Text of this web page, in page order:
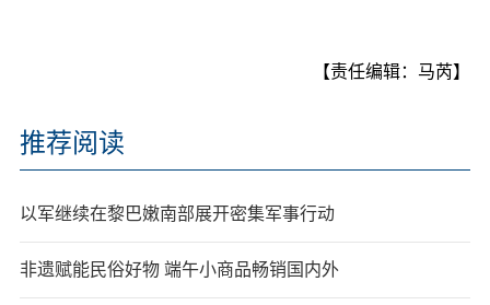
【责任编辑：马芮】
推荐阅读
以军继续在黎巴嫩南部展开密集军事行动
非遗赋能民俗好物 端午小商品畅销国内外